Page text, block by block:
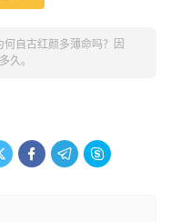
何自古红颜多薄命吗？因
久。
  